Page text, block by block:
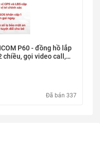
P60 - đồng hồ lắp
chiều, gọi video call,
Đã bán 337